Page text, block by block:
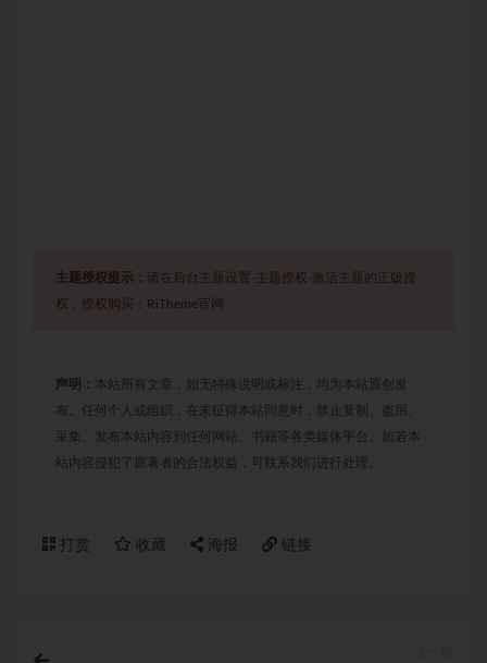
主题授权提示：
请在后台主题设置-主题授权-激活主题的正版授
权，授权购买：
RiTheme官网
声明： 本站所有文章，如无特殊说明或标注，均为本站原创发
布。任何个人或组织，在未征得本站同意时，禁止复制、盗用、
采集、发布本站内容到任何网站、书籍等各类媒体平台。如若本
站内容侵犯了原著者的合法权益，可联系我们进行处理。
打赏 收藏 海报 链接